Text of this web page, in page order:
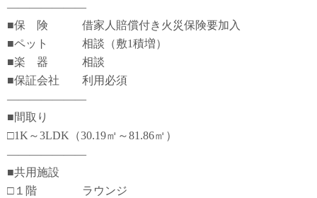
―――――――
■保 険 借家人賠償付き火災保険要加入
■ペット 相談（敷1積増）
■楽 器 相談
■保証会社 利用必須
―――――――
■間取り
□1K～3LDK（30.19㎡～81.86㎡）
―――――――
■共用施設
□１階 ラウンジ